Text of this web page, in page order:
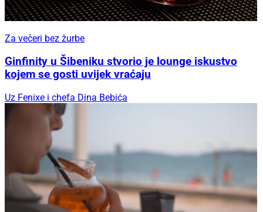
Za večeri bez žurbe
Ginfinity u Šibeniku stvorio je lounge iskustvo
kojem se gosti uvijek vraćaju
Uz Fenixe i chefa Dina Bebića